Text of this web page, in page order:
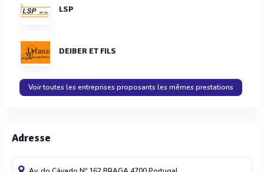
LSP
DEIBER ET FILS
Voir toutes les entreprises proposants les mêmes prestations
Adresse